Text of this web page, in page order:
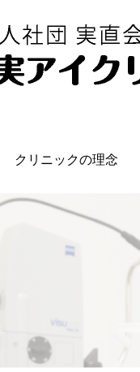
クリニックの理念